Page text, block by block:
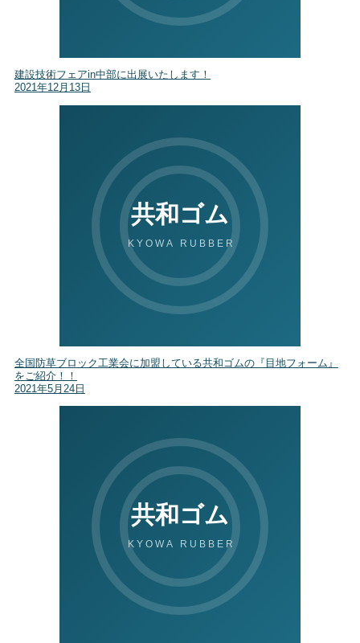
建設技術フェアin中部に出展いたします！
2021年12月13日
全国防草ブロック工業会に加盟している共和ゴムの『目地フォーム』
をご紹介！！
2021年5月24日